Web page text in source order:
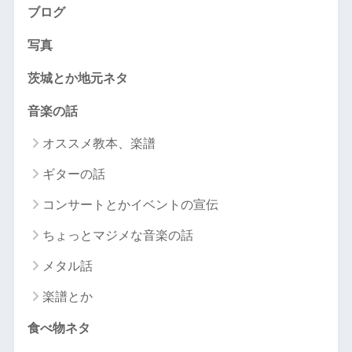
ブログ
写真
茨城とか地元ネタ
音楽の話
オススメ教本、楽譜
ギターの話
コンサートとかイベントの宣伝
ちょっとマジメな音楽の話
メタル話
楽譜とか
食べ物ネタ